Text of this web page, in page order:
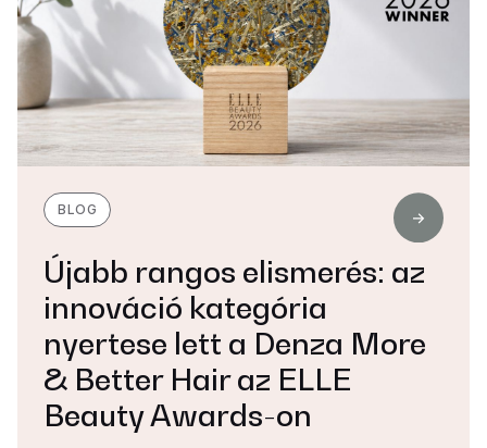
BLOG
Újabb rangos elismerés: az
innováció kategória
nyertese lett a Denza More
& Better Hair az ELLE
Beauty Awards-on